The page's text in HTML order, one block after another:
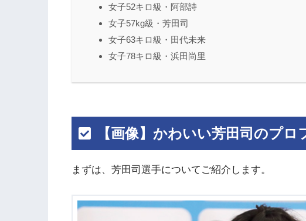
女子52キロ級・阿部詩
女子57kg級・芳田司
女子63キロ級・田代未来
女子78キロ級・浜田尚里
【画像】かわいい芳田司のプ
まずは、芳田司選手についてご紹介します。